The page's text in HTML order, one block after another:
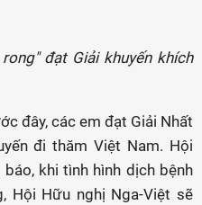
đạt Giải khuyến khích
đây, các em đạt Giải Nhất
đi thăm Việt Nam. Hội
khi tình hình dịch bệnh
Hội Hữu nghị Nga-Việt sẽ